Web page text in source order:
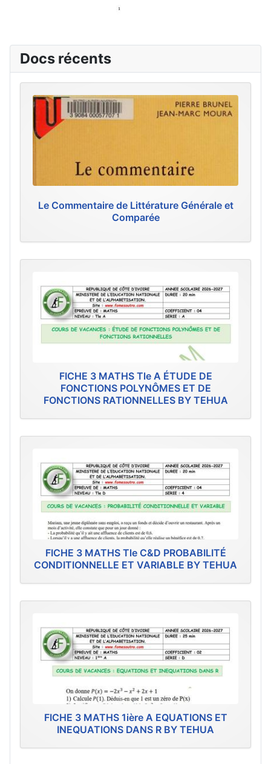
Docs récents
Le Commentaire de Littérature Générale et
Comparée
FICHE 3 MATHS Tle A ÉTUDE DE
FONCTIONS POLYNÔMES ET DE
FONCTIONS RATIONNELLES BY TEHUA
FICHE 3 MATHS Tle C&D PROBABILITÉ
CONDITIONNELLE ET VARIABLE BY TEHUA
FICHE 3 MATHS 1ière A EQUATIONS ET
INEQUATIONS DANS R BY TEHUA